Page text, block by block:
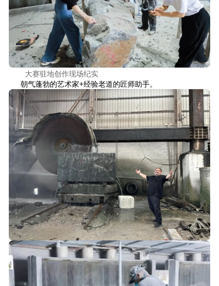
大赛驻地创作现场纪实
朝气蓬勃的艺术家+经验老道的匠师助手。